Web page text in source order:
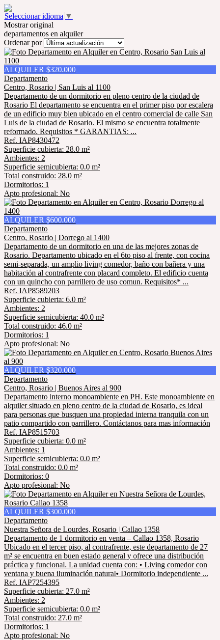
Seleccionar idioma ▼
Mostrar original
departamentos en alquiler
Ordenar por
ALQUILER $320.000
Departamento
Centro, Rosario | San Luis al 1100
Departamento de un dormitorio en pleno centro de la ciudad de
Rosario El departamento se encuentra en el primer piso por escalera
de un edificio muy bien ubicado en el centro comercial de calle San
Luis de la ciudad de Rosario. El mismo se encuentra totalmente
reformado. Requisitos * GARANTIAS: ...
Ref. IAP8430472
Superficie cubierta: 28.0 m²
Ambientes: 2
Superficie semicubierta: 0.0 m²
Total construido: 28.0 m²
Dormitorios: 1
Apto profesional: No
ALQUILER $600.000
Departamento
Centro, Rosario | Dorrego al 1400
Departamento de un dormitorio en una de las mejores zonas de
Rosario. Departamento ubicado en el 6to piso al frente, con cocina
semi-separada, un amplio living comedor, baño con bañera y una
habitación al contrafrente con placard completo. El edificio cuenta
con un quincho con parrillero de uso comun. Requisitos* ...
Ref. IAP8589203
Superficie cubierta: 6.0 m²
Ambientes: 2
Superficie semicubierta: 40.0 m²
Total construido: 46.0 m²
Dormitorios: 1
Apto profesional: No
ALQUILER $320.000
Departamento
Centro, Rosario | Buenos Aires al 900
Departamento interno monoambiente en PH. Este monoambiente en
alquiler situado en pleno centro de la ciudad de Rosario, es ideal
para personas que busquen una propiedad interna tranquila con un
patio compartido con parrillero. Contáctanos para mas información
Ref. IAP8515703
Superficie cubierta: 0.0 m²
Ambientes: 1
Superficie semicubierta: 0.0 m²
Total construido: 0.0 m²
Dormitorios: 0
Apto profesional: No
ALQUILER $300.000
Departamento
Nuestra Señora de Lourdes, Rosario | Callao 1358
Departamento de 1 dormitorio en venta – Callao 1358, Rosario
Ubicado en el tercer piso, al contrafrente, este departamento de 27
m² se encuentra en buen estado general y ofrece una distribución
práctica y funcional. La unidad cuenta con: • Living comedor con
ventana y buena iluminación natural• Dormitorio independiente ...
Ref. IAP7254395
Superficie cubierta: 27.0 m²
Ambientes: 2
Superficie semicubierta: 0.0 m²
Total construido: 27.0 m²
Dormitorios: 1
Apto profesional: No